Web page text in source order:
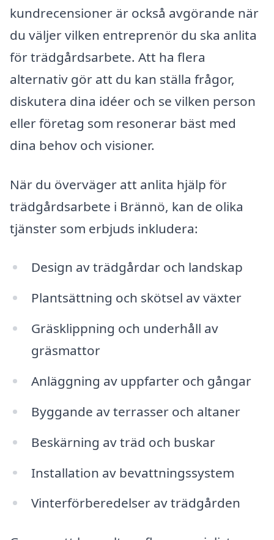
kundrecensioner är också avgörande när
du väljer vilken entreprenör du ska anlita
för trädgårdsarbete. Att ha flera
alternativ gör att du kan ställa frågor,
diskutera dina idéer och se vilken person
eller företag som resonerar bäst med
dina behov och visioner.
När du överväger att anlita hjälp för
trädgårdsarbete i Brännö, kan de olika
tjänster som erbjuds inkludera:
Design av trädgårdar och landskap
Plantsättning och skötsel av växter
Gräsklippning och underhåll av
gräsmattor
Anläggning av uppfarter och gångar
Byggande av terrasser och altaner
Beskärning av träd och buskar
Installation av bevattningssystem
Vinterförberedelser av trädgården